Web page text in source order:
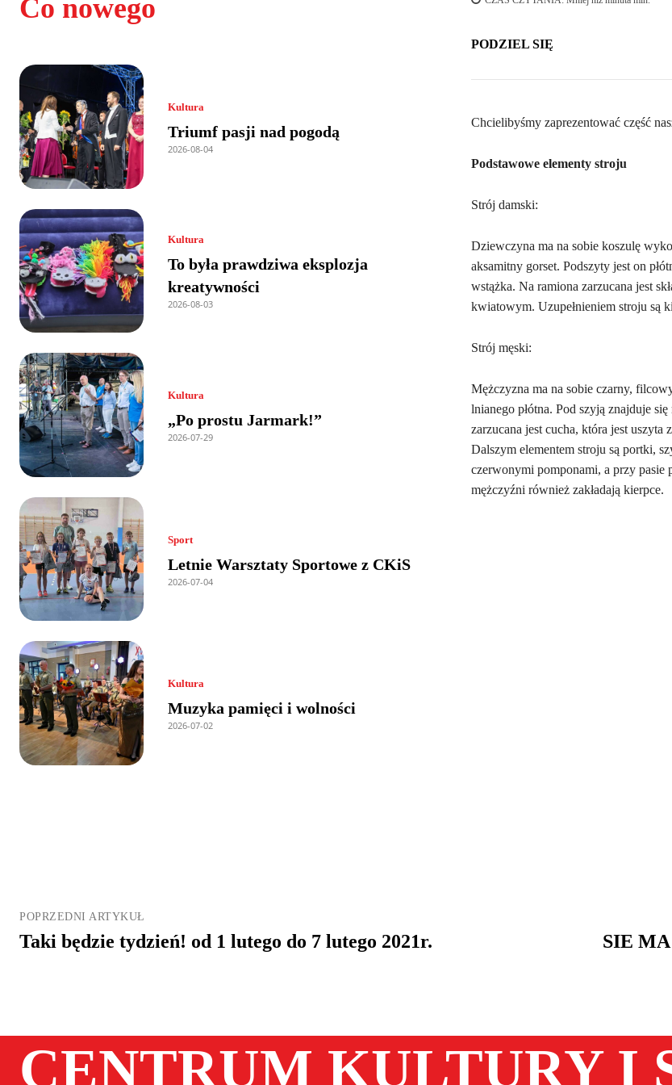
Co nowego
Kultura
Triumf pasji nad pogodą
2026-08-04
Kultura
To była prawdziwa eksplozja
kreatywności
2026-08-03
Kultura
„Po prostu Jarmark!”
2026-07-29
Sport
Letnie Warsztaty Sportowe z CKiS
2026-07-04
Kultura
Muzyka pamięci i wolności
2026-07-02
PODZIEL SIĘ
Chcielibyśmy zaprezentować część
Podstawowe elementy stroju
Strój damski:
Dziewczyna ma na sobie koszulę
aksamitny gorset. Podszyty jest on
wstążka. Na ramiona zarzucana jest
kwiatowym. Uzupełnieniem stroju są
Strój męski:
Mężczyzna ma na sobie czarny,
lnianego płótna. Pod szyją znajduje
zarzucana jest cucha, która jest
Dalszym elementem stroju są portki,
czerwonymi pomponami, a przy pasie
mężczyźni również zakładają kierpce.
POPRZEDNI ARTYKUŁ
Taki będzie tydzień! od 1 lutego do 7 lutego 2021r. SIE
CENTRUM KULTURY I